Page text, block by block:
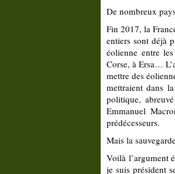
De nombreux
Fin 2017, la
entiers sont déjà
éolienne entre
Corse, à Ersa…
mettre des
mettraient dans
politique,
Emmanuel
prédécesseurs.
Mais la
Voilà l’argument
je suis président